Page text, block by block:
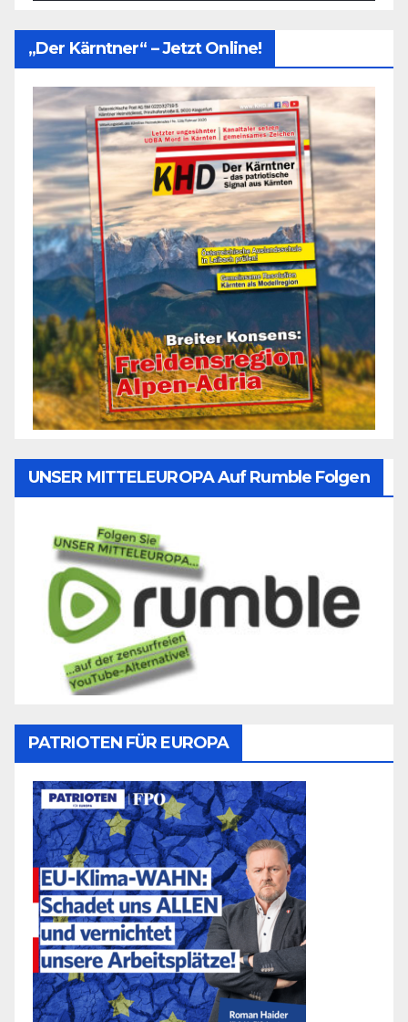
„Der Kärntner“ – Jetzt Online!
UNSER MITTELEUROPA Auf Rumble Folgen
PATRIOTEN FÜR EUROPA